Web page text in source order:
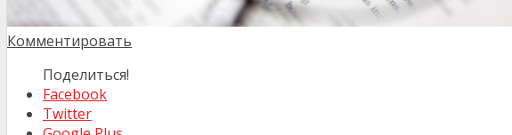
Комментировать
Поделиться!
Facebook
Twitter